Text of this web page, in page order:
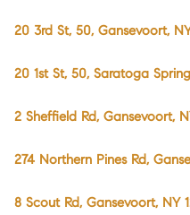
20 3rd St, 50, Gansevoort, NY
20 1st St, 50, Saratoga
2 Sheffield Rd, Gansevoort,
274 Northern Pines Rd,
8 Scout Rd, Gansevoort, NY